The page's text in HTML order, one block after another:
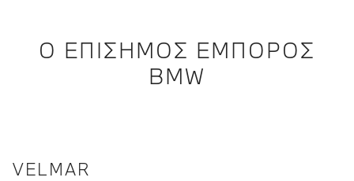
Ο ΕΠΊΣΗΜΟΣ ΈΜΠΟΡΟΣ
BMW
VELMAR